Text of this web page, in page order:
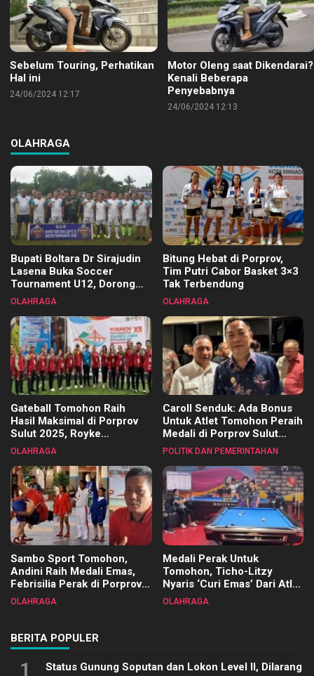
Sebelum Touring, Perhatikan
Hal ini
24/06/2024 12:17
Motor Oleng saat Dikendarai?
Kenali Beberapa
Penyebabnya
24/06/2024 12:13
OLAHRAGA
Bupati Boltara Dr Sirajudin
Lasena Buka Soccer
Tournament U12, Dorong
Pembinaan Merata di Setiap
OLAHRAGA
Bitung Hebat di Porprov,
Tim Putri Cabor Basket 3×3
Tak Terbendung
OLAHRAGA
Gateball Tomohon Raih
Hasil Maksimal di Porprov
Sulut 2025, Royke
Tangkawarouw Ucapkan
OLAHRAGA
Caroll Senduk: Ada Bonus
Untuk Atlet Tomohon Peraih
Medali di Porprov Sulut
2025
POLITIK DAN PEMERINTAHAN
Sambo Sport Tomohon,
Andini Raih Medali Emas,
Febrisilia Perak di Porprov
Sulut 2025
OLAHRAGA
Medali Perak Untuk
Tomohon, Ticho-Litzy
Nyaris ‘Curi Emas’ Dari Atlet
Biliar PON di Porprov Sulut
OLAHRAGA
BERITA POPULER
1
Status Gunung Soputan dan Lokon Level II, Dilarang